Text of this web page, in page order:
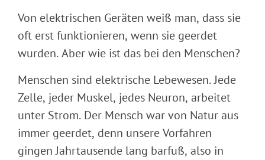
Von elektrischen Geräten weiß man, dass sie
oft erst funktionieren, wenn sie geerdet
wurden. Aber wie ist das bei den Menschen?
Menschen sind elektrische Lebewesen. Jede
Zelle, jeder Muskel, jedes Neuron, arbeitet
unter Strom. Der Mensch war von Natur aus
immer geerdet, denn unsere Vorfahren
gingen Jahrtausende lang barfuß, also in